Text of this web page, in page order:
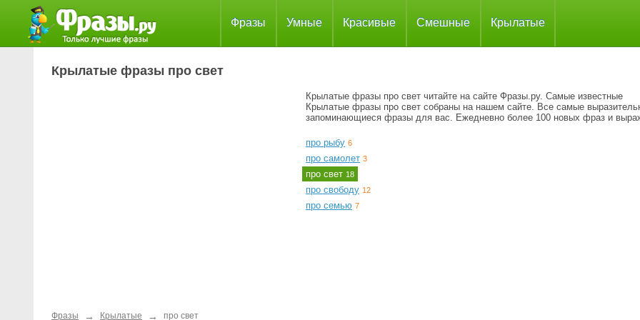
Фразы Умные Красивые Смешные Крылатые
Крылатые фразы про свет
Крылатые фразы про свет читайте на сайте Фразы.ру. Самые известные
Крылатые фразы про свет собраны на нашем сайте. Все самые
запоминающиеся фразы для вас. Ежедневно более 100 новых фраз и
про рыбу 6
про самолет 3
про свет 18
про свободу 12
про семью 7
Фразы → Крылатые → про свет